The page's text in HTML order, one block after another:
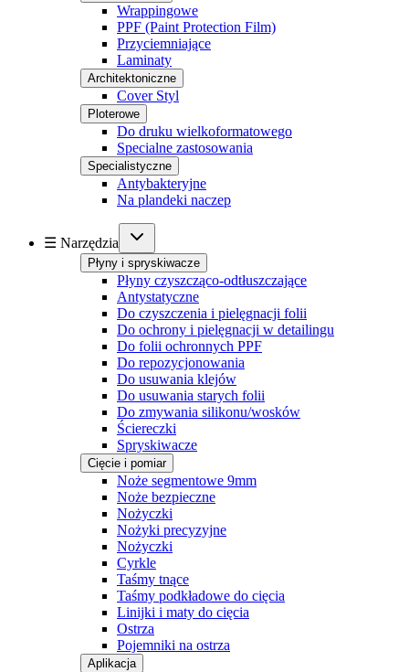
Wrappingowe
PPF (Paint Protection Film)
Przyciemniające
Laminaty
Architektoniczne
Cover Styl
Ploterowe
Do druku wielkoformatowego
Specialne zastosowania
Specialistyczne
Antybakteryjne
Na plandeki naczep
☰ Narzędzia
Płyny i spryskiwacze
Płyny czyszcząco-odtłuszczające
Antystatyczne
Do czyszczenia i pielęgnacji folii
Do ochrony i pielęgnacji w detailingu
Do folii ochronnych PPF
Do repozycjonowania
Do usuwania klejów
Do usuwania starych folii
Do zmywania silikonu/wosków
Ściereczki
Spryskiwacze
Cięcie i pomiar
Noże segmentowe 9mm
Noże bezpieczne
Nożyczki
Nożyki precyzyjne
Nożyczki
Cyrkle
Taśmy tnące
Taśmy podkładowe do cięcia
Linijki i maty do cięcia
Ostrza
Pojemniki na ostrza
Aplikacja